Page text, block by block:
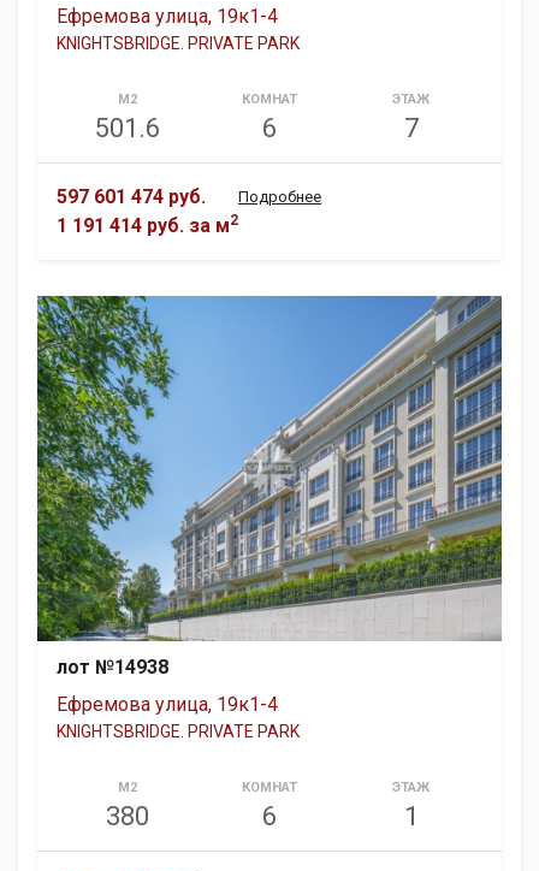
Ефремова улица, 19к1-4
KNIGHTSBRIDGE. PRIVATE PARK
М2
501.6
КОМНАТ
6
ЭТАЖ
7
597 601 474 руб.
1 191 414 руб. за м2
Подробнее
лот №14938
Ефремова улица, 19к1-4
KNIGHTSBRIDGE. PRIVATE PARK
М2
380
КОМНАТ
6
ЭТАЖ
1